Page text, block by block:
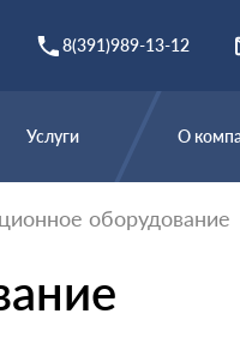
8(391)989-13-12
Услуги О
оборудование